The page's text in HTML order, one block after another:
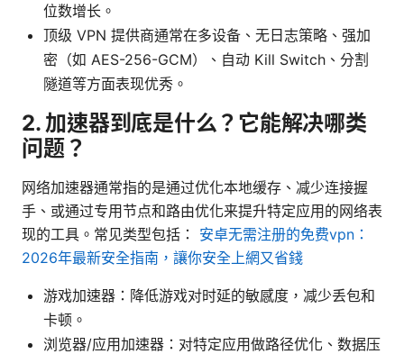
位数增长。
顶级 VPN 提供商通常在多设备、无日志策略、强加
密（如 AES-256-GCM）、自动 Kill Switch、分割
隧道等方面表现优秀。
2. 加速器到底是什么？它能解决哪类
问题？
网络加速器通常指的是通过优化本地缓存、减少连接握
手、或通过专用节点和路由优化来提升特定应用的网络表
现的工具。常见类型包括： 安卓无需注册的免费vpn：
2026年最新安全指南，讓你安全上網又省錢
游戏加速器：降低游戏对时延的敏感度，减少丢包和
卡顿。
浏览器/应用加速器：对特定应用做路径优化、数据压